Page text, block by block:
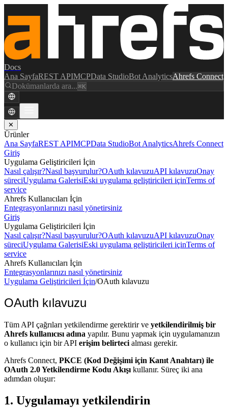
Docs
Ana SayfaREST APIMCPData StudioBot AnalyticsAhrefs Connect
Dokümanlarda ara...⌘K
✕
Ürünler
Ana SayfaREST APIMCPData StudioBot AnalyticsAhrefs Connect
Giriş
Uygulama Geliştiricileri İçin
Nasıl çalışır?Nasıl başvurulur?OAuth kılavuzuAPI kılavuzuOnay
süreciUygulama GalerisiEski uygulama geliştiricileri içinTerms of
service
Ahrefs Kullanıcıları İçin
Entegrasyonlarınızı nasıl yönetirsiniz
Giriş
Uygulama Geliştiricileri İçin
Nasıl çalışır?Nasıl başvurulur?OAuth kılavuzuAPI kılavuzuOnay
süreciUygulama GalerisiEski uygulama geliştiricileri içinTerms of
service
Ahrefs Kullanıcıları İçin
Entegrasyonlarınızı nasıl yönetirsiniz
Uygulama Geliştiricileri İçin/OAuth kılavuzu
OAuth kılavuzu
Tüm API çağrıları yetkilendirme gerektirir ve yetkilendirilmiş bir
Ahrefs kullanıcısı adına yapılır. Bunu yapmak için uygulamanızın
o kullanıcı için bir API erişim belirteci alması gerekir.
Ahrefs Connect, PKCE (Kod Değişimi için Kanıt Anahtarı) ile
OAuth 2.0 Yetkilendirme Kodu Akışı kullanır. Süreç iki ana
adımdan oluşur:
1. Uygulamayı yetkilendirin